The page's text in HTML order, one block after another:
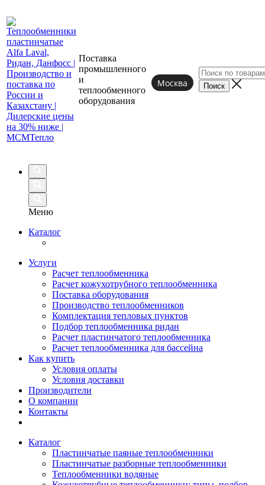
Поставка
промышленного
и
теплообменного
оборудования
Москва
Меню
Каталог
Услуги
Расчет теплообменника
Расчет кожухотрубного теплообменника
Поставка оборудования
Производство теплообменников
Комплектация тепловых пунктов
Подбор теплообменника ридан
Расчет пластинчатого теплообменника
Расчет теплообменника для бассейна
Как купить
Условия оплаты
Условия доставки
Производители
О компании
Контакты
Каталог
Пластинчатые паяные теплообменники
Пластинчатые разборные теплообменники
Теплообменники водяные